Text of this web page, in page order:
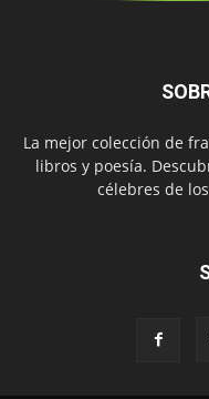
La mejor colección de
libros y poesía.
célebres de